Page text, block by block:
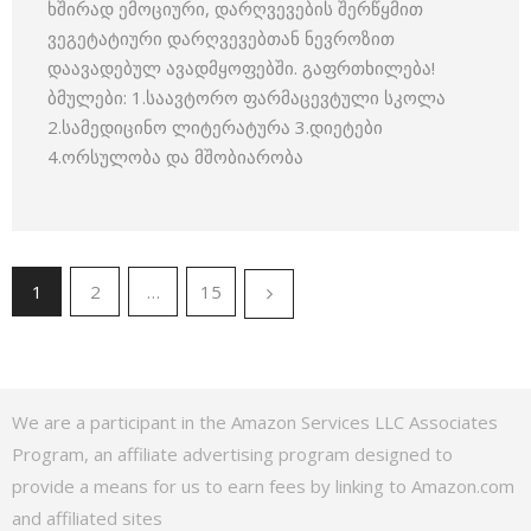
ხშირად ემოციური, დარღვევების შერწყმით
ვეგეტატიური დარღვევებთან ნევროზით
დაავადებულ ავადმყოფებში. გაფრთხილება!
ბმულები: 1.საავტორო ფარმაცევტული სკოლა
2.სამედიცინო ლიტერატურა 3.დიეტები
4.ორსულობა და მშობიარობა
1 2 … 15
We are a participant in the Amazon Services LLC Associates
Program, an affiliate advertising program designed to
provide a means for us to earn fees by linking to Amazon.com
and affiliated sites